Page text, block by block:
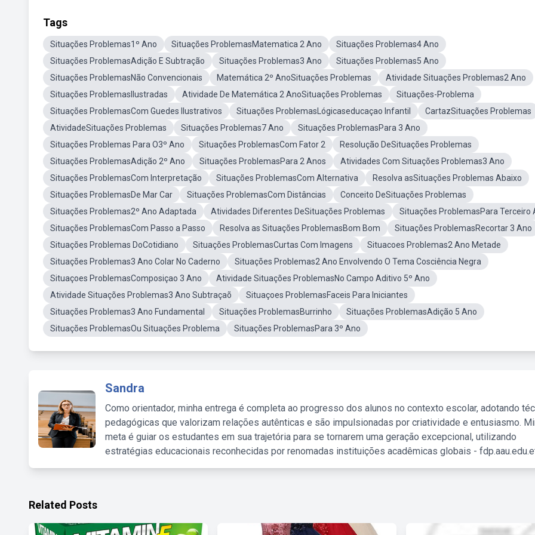
Tags
Situações Problemas1º Ano Situações ProblemasMatematica 2 Ano
Situações Problemas4 Ano
Situações ProblemasAdição E Subtração
Situações Problemas3 Ano
Situações Problemas5 Ano
Situações ProblemasNão Convencionais
Matemática 2º AnoSituações Problemas
Atividade Situações Problemas2 Ano
Situações ProblemasIlustradas
Atividade De Matemática 2 AnoSituações Problemas
Situações-Problema
Situações ProblemasCom Guedes Ilustrativos
Situações ProblemasLógicaseducaçao Infantil
CartazSituações Problemas
AtividadeSituações Problemas
Situações Problemas7 Ano
Situações ProblemasPara 3 Ano
Situações Problemas Para O3º Ano
Situações ProblemasCom Fator 2
Resolução DeSituações Problemas
Situações ProblemasAdição 2º Ano
Situações ProblemasPara 2 Anos
Atividades Com Situações Problemas3 Ano
Situações ProblemasCom Interpretação
Situações ProblemasCom Alternativa
Resolva asSituações Problemas Abaixo
Situações ProblemasDe Mar Car
Situações ProblemasCom Distâncias
Conceito DeSituações Problemas
Situações Problemas2º Ano Adaptada
Atividades Diferentes DeSituações Problemas
Situações ProblemasPara Terceiro
Situações ProblemasCom Passo a Passo
Resolva as Situações ProblemasBom Bom
Situações ProblemasRecortar 3 Ano
Situações Problemas DoCotidiano
Situações ProblemasCurtas Com Imagens
Situacoes Problemas2 Ano Metade
Situações Problemas3 Ano Colar No Caderno
Situações Problemas2 Ano Envolvendo O Tema Cosciência Negra
Situaçoes ProblemasComposiçao 3 Ano
Atividade Situações ProblemasNo Campo Aditivo 5º Ano
Atividade Situações Problemas3 Ano Subtraçaõ
Situaçoes ProblemasFaceis Para Iniciantes
Situações Problemas3 Ano Fundamental
Situações ProblemasBurrinho
Situações ProblemasAdição 5 Ano
Situações ProblemasOu Situações Problema
Situações ProblemasPara 3º Ano
Sandra
Como orientador, minha entrega é completa ao progresso dos alunos no contexto escolar, adotando
pedagógicas que valorizam relações autênticas e são impulsionadas por criatividade e entusiasmo.
meta é guiar os estudantes em sua trajetória para se tornarem uma geração excepcional, utilizando
estratégias educacionais reconhecidas por renomadas instituições acadêmicas globais -
Related Posts